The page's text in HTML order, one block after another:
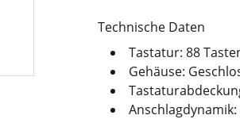
Technische Daten
Tastatur: 88
Gehäuse:
Anschlagdynamik: